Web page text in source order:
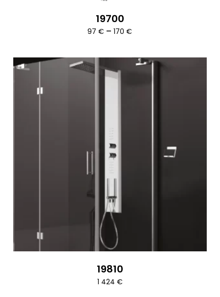
19700
97€ – 170€
19810
1 424 €